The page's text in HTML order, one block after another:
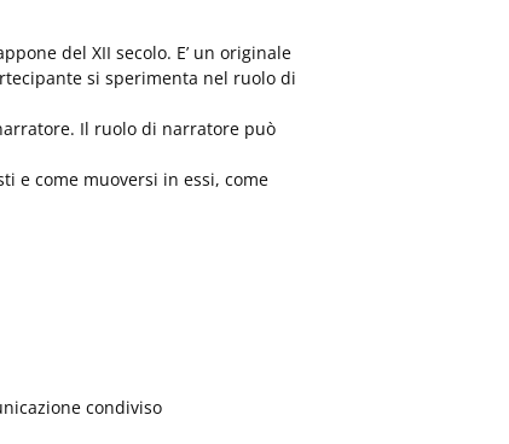
del XII secolo. E’ un originale
si sperimenta nel ruolo di
Il ruolo di narratore può
e come muoversi in essi, come
condiviso